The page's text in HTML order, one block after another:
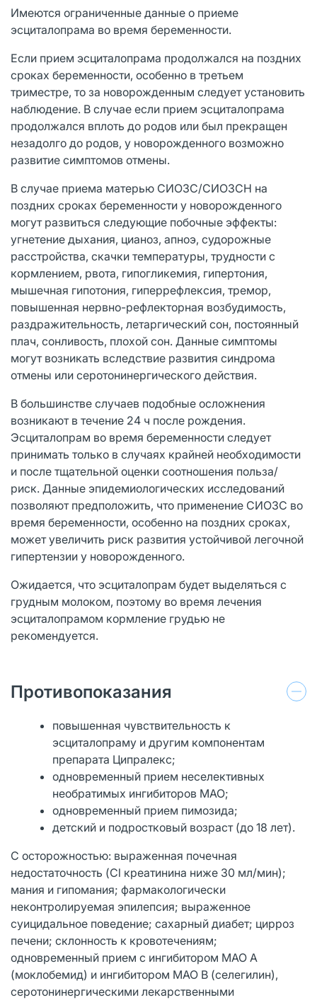
Имеются ограниченные данные о приеме
эсциталопрама во время беременности.
Если прием эсциталопрама продолжался на поздних
сроках беременности, особенно в третьем
триместре, то за новорожденным следует установить
наблюдение. В случае если прием эсциталопрама
продолжался вплоть до родов или был прекращен
незадолго до родов, у новорожденного возможно
развитие симптомов отмены.
В случае приема матерью СИОЗС/СИОЗСН на
поздних сроках беременности у новорожденного
могут развиться следующие побочные эффекты:
угнетение дыхания, цианоз, апноэ, судорожные
расстройства, скачки температуры, трудности с
кормлением, рвота, гипогликемия, гипертония,
мышечная гипотония, гиперрефлексия, тремор,
повышенная нервно-рефлекторная возбудимость,
раздражительность, летаргический сон, постоянный
плач, сонливость, плохой сон. Данные симптомы
могут возникать вследствие развития синдрома
отмены или серотонинергического действия.
В большинстве случаев подобные осложнения
возникают в течение 24 ч после рождения.
Эсциталопрам во время беременности следует
принимать только в случаях крайней необходимости
и после тщательной оценки соотношения польза/
риск. Данные эпидемиологических исследований
позволяют предположить, что применение СИОЗС во
время беременности, особенно на поздних сроках,
может увеличить риск развития устойчивой легочной
гипертензии у новорожденного.
Ожидается, что эсциталопрам будет выделяться с
грудным молоком, поэтому во время лечения
эсциталопрамом кормление грудью не
рекомендуется.
Противопоказания
повышенная чувствительность к
эсциталопраму и другим компонентам
препарата Ципралекс;
одновременный прием неселективных
необратимых ингибиторов МАО;
одновременный прием пимозида;
детский и подростковый возраст (до 18 лет).
С осторожностью: выраженная почечная
недостаточность (Cl креатинина ниже 30 мл/мин);
мания и гипомания; фармакологически
неконтролируемая эпилепсия; выраженное
суицидальное поведение; сахарный диабет; цирроз
печени; склонность к кровотечениям;
одновременный прием с ингибитором МАО А
(моклобемид) и ингибитором МАО B (селегилин),
серотонинергическими лекарственными